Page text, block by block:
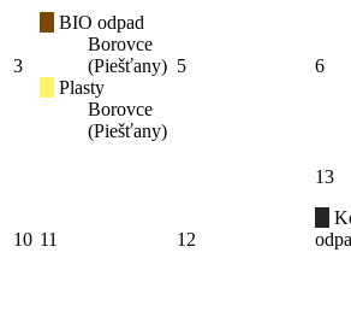
3
BIO odpad
Borovce
(Piešťany)
Plasty
Borovce
(Piešťany)
5 6
10 11 12
13